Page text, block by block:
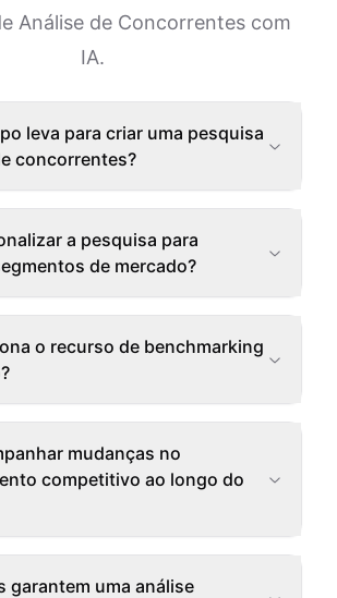
Análise de Concorrentes com
IA.
leva para criar uma pesquisa
concorrentes?
a pesquisa para
de mercado?
o recurso de benchmarking
mudanças no
competitivo ao longo do
garantem uma análise